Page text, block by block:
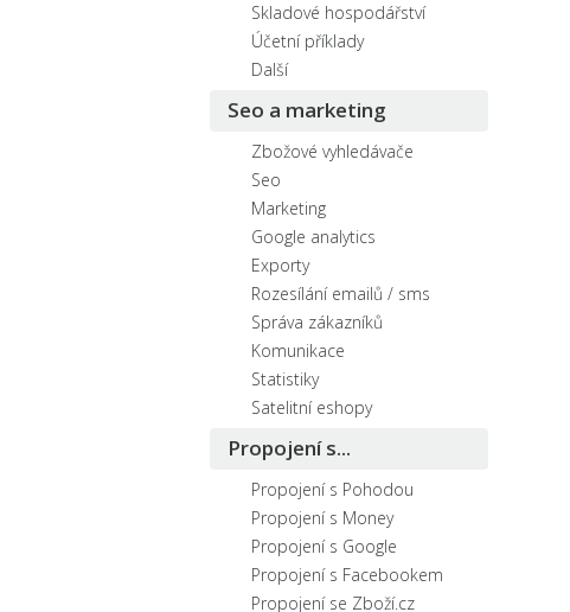
Skladové hospodářství
Účetní příklady
Další
Seo a marketing
Zbožové vyhledávače
Seo
Marketing
Google analytics
Exporty
Rozesílání emailů / sms
Správa zákazníků
Komunikace
Statistiky
Satelitní eshopy
Propojení s...
Propojení s Pohodou
Propojení s Money
Propojení s Google
Propojení s Facebookem
Propojení se Zboží.cz